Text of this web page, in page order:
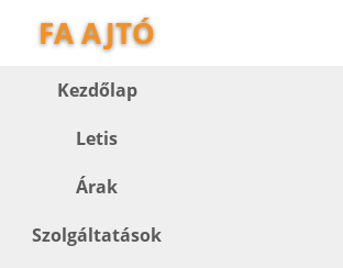
FA AJTÓ
Kezdőlap
Letis
Árak
Szolgáltatások